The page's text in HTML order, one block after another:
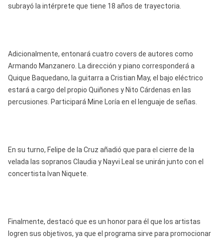
subrayó la intérprete que tiene 18 años de trayectoria.
Adicionalmente, entonará cuatro covers de autores como
Armando Manzanero. La dirección y piano corresponderá a
Quique Baquedano, la guitarra a Cristian May, el bajo eléctrico
estará a cargo del propio Quiñones y Nito Cárdenas en las
percusiones. Participará Mine Loría en el lenguaje de señas.
En su turno, Felipe de la Cruz añadió que para el cierre de la
velada las sopranos Claudia y Nayvi Leal se unirán junto con el
concertista Ivan Niquete.
Finalmente, destacó que es un honor para él que los artistas
logren sus objetivos, ya que el programa sirve para promocionar